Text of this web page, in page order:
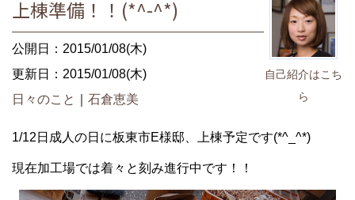
自己紹介はこち
ら
上棟準備！！(*^-^*)
公開日：2015/01/08(木)
更新日：2015/01/08(木)
日々のこと
石倉恵美
1/12日成人の日に板東市E様邸、上棟予定です(*^_^*)
現在加工場では着々と刻み進行中です！！